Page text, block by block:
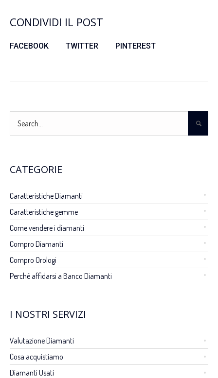
CONDIVIDI IL POST
FACEBOOK TWITTER PINTEREST
CATEGORIE
Caratteristiche Diamanti
Caratteristiche gemme
Come vendere i diamanti
Compro Diamanti
Compro Orologi
Perché affidarsi a Banco Diamanti
I NOSTRI SERVIZI
Valutazione Diamanti
Cosa acquistiamo
Diamanti Usati